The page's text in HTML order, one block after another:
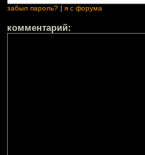
забыл пароль? | я с форума
комментарий: